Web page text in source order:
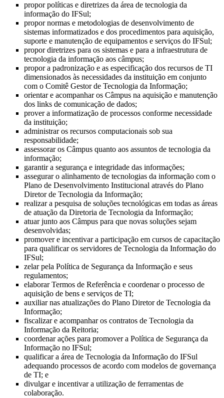
propor políticas e diretrizes da área de tecnologia da
informação do IFSul;
propor normas e metodologias de desenvolvimento de
sistemas informatizados e dos procedimentos para aquisição,
suporte e manutenção de equipamentos e serviços do IFSul;
propor diretrizes para os sistemas e para a infraestrutura de
tecnologia da informação aos câmpus;
propor a padronização e as especificação dos recursos de TI
dimensionados às necessidades da instituição em conjunto
com o Comitê Gestor de Tecnologia da Informação;
orientar e acompanhar os Câmpus na aquisição e manutenção
dos links de comunicação de dados;
prover a informatização de processos conforme necessidade
da instituição;
administrar os recursos computacionais sob sua
responsabilidade;
assessorar os Câmpus quanto aos assuntos de tecnologia da
informação;
garantir a segurança e integridade das informações;
assegurar o alinhamento de tecnologias da informação com o
Plano de Desenvolvimento Institucional através do Plano
Diretor de Tecnologia da Informação;
realizar a pesquisa de soluções tecnológicas em todas as áreas
de atuação da Diretoria de Tecnologia da Informação;
atuar junto aos Câmpus para que novas soluções sejam
desenvolvidas;
promover e incentivar a participação em cursos de capacitação
para qualificar os servidores de Tecnologia da Informação do
IFSul;
zelar pela Política de Segurança da Informação e seus
regulamentos;
elaborar Termos de Referência e coordenar o processo de
aquisição de bens e serviços de TI;
auxiliar nas atualizações do Plano Diretor de Tecnologia da
Informação;
fiscalizar e acompanhar os contratos de Tecnologia da
Informação da Reitoria;
coordenar ações para promover a Política de Segurança da
Informação no IFSul;
qualificar a área de Tecnologia da Informação do IFSul
adequando processos de acordo com modelos de governança
de TI; e
divulgar e incentivar a utilização de ferramentas de
colaboração.